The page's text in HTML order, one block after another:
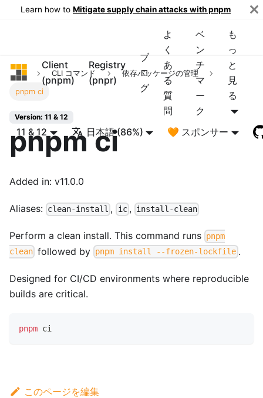
Learn how to Mitigate supply chain attacks with pnpm
pnpm
Client
(pnpm)
Registry
(pnpr)
ブ
ロ
グ
よ
く
あ
る
質
問
ベ
ン
チ
マ
ー
ク
も
っ
と
見
る
11 & 12 日本語 (86%) 🧡 スポンサー
CLI コマンド 依存パッケージの管理
pnpm ci
Version: 11 & 12
pnpm ci
Added in: v11.0.0
Aliases: clean-install , ic, install-clean
Perform a clean install. This command runs pnpm
clean followed by pnpm install --frozen-lockfile .
Designed for CI/CD environments where reproducible
builds are critical.
pnpm ci
このページを編集